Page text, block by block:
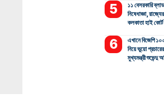
১১ বেসরকারি
নিষেধাজ্ঞা,
কলকাতা হাই কোর্ট
এখানে বিজেপি
নিয়ে ভুয়ো
মুখ্যমন্ত্রী শুভেন্দু